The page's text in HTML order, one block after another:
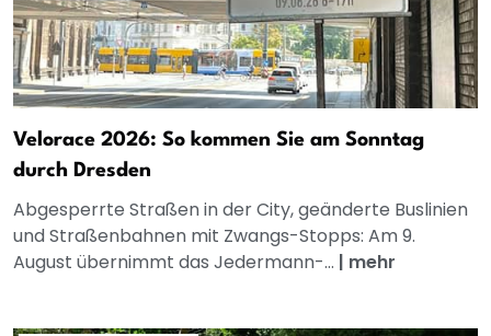
Velorace 2026: So kommen Sie am Sonntag
durch Dresden
Abgesperrte Straßen in der City, geänderte Buslinien
und Straßenbahnen mit Zwangs-Stopps: Am 9.
August übernimmt das Jedermann-... | mehr